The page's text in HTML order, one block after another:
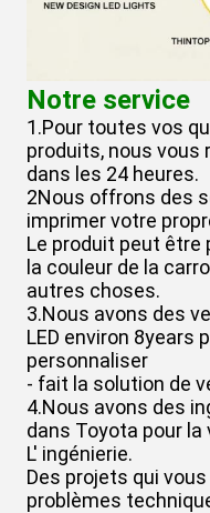
Notre service
1.Pour toutes vos
produits, nous vous
dans les 24 heures.
2Nous offrons des
imprimer votre
Le produit peut être
la couleur de la
autres choses.
3.Nous avons des
LED environ 8years
personnaliser
- fait la solution de
4.Nous avons des
dans Toyota pour la
L' ingénierie.
Des projets qui
problèmes